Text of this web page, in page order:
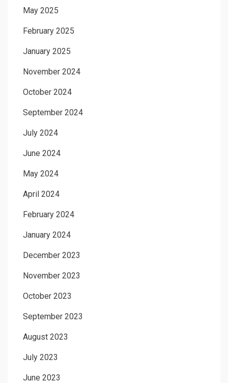
May 2025
February 2025
January 2025
November 2024
October 2024
September 2024
July 2024
June 2024
May 2024
April 2024
February 2024
January 2024
December 2023
November 2023
October 2023
September 2023
August 2023
July 2023
June 2023